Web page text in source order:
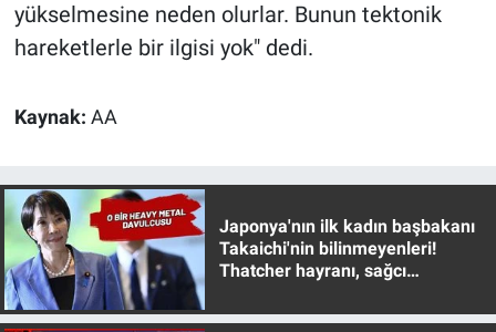
yükselmesine neden olurlar. Bunun tektonik
hareketlerle bir ilgisi yok" dedi.
Kaynak: AA
Japonya'nın ilk kadın başbakanı
Takaichi'nin bilinmeyenleri!
Thatcher hayranı, sağcı